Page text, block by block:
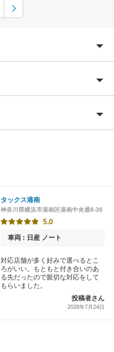
タックス港南
神奈川県横浜市港南区港南中央通8-36
5.0
車両 : 日産 ノート
対応店舗が多く好みで選べるとこ
ろがいい。もともと付き合いのあ
る先だったので親切な対応をして
もらいました。
投稿者さん
2026年7月24日